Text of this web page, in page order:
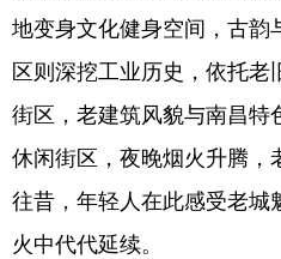
地变身文化健身空间，古
区则深挖工业历史，依托
街区，老建筑风貌与南昌特
休闲街区，夜晚烟火升腾
往昔，年轻人在此感受老城
火中代代延续。